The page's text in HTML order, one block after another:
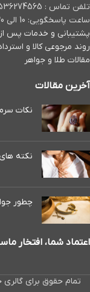
تلفن تماس : 03536274565
ساعت پاسخگویی: 10 الی 20
پشتیبانی و خدمات پس
روند مرجوعی کالا و
مقالات طلا و جواهر
آخرین مقالات
نکات
نکته
چطور
اعتماد شما، افتخار
تمام حقوق برای